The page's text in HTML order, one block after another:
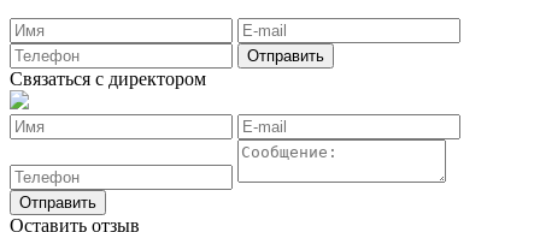
Связаться с директором
Оставить отзыв